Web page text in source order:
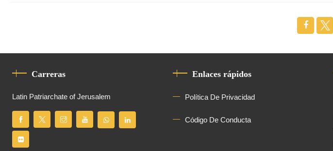
Carreras
Latin Patriarchate of Jerusalem
Enlaces rápidos
Política De Privacidad
Código De Conducta